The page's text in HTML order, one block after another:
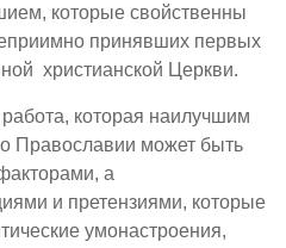
которые свойственны
принявших первых
христианской Церкви.
которая наилучшим
о Православии может быть
а
и претензиями, которые
умонастроения,